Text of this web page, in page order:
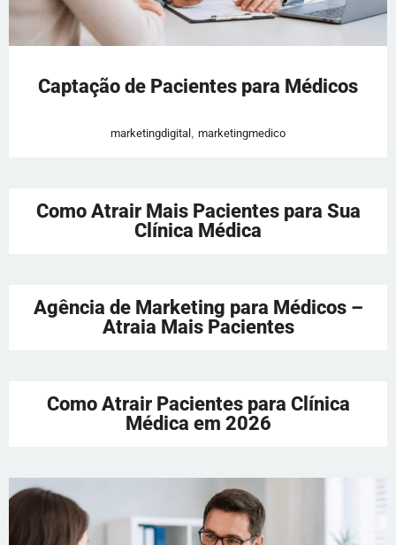
Captação de Pacientes para Médicos
marketingdigital marketingmedico
Como Atrair Mais Pacientes para Sua
Clínica Médica
Agência de Marketing para Médicos –
Atraia Mais Pacientes
Como Atrair Pacientes para Clínica
Médica em 2026